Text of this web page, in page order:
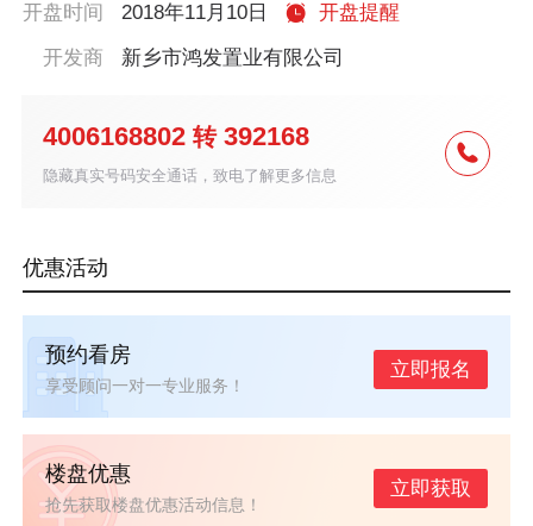
开盘时间
2018年11月10日
开盘提醒
开发商
新乡市鸿发置业有限公司
4006168802 转 392168
隐藏真实号码安全通话，致电了解更多信息
优惠活动
预约看房
享受顾问一对一专业服务！
立即报名
楼盘优惠
抢先获取楼盘优惠活动信息！
立即获取